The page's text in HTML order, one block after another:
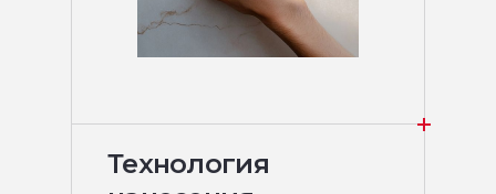
Технология